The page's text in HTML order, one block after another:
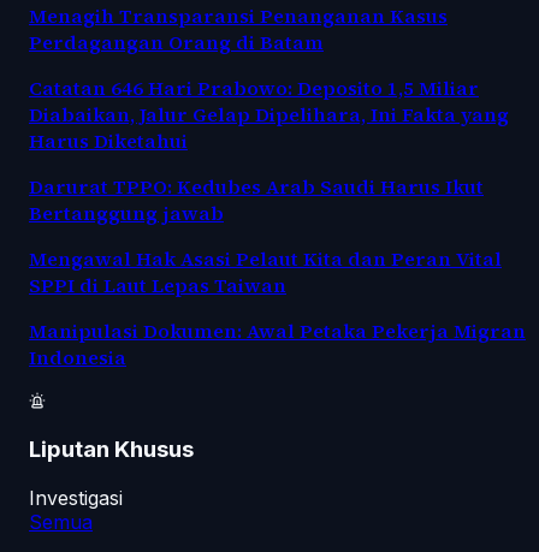
Menagih Transparansi Penanganan Kasus
Perdagangan Orang di Batam
Catatan 646 Hari Prabowo: Deposito 1,5 Miliar
Diabaikan, Jalur Gelap Dipelihara, Ini Fakta yang
Harus Diketahui
Darurat TPPO: Kedubes Arab Saudi Harus Ikut
Bertanggung jawab
Mengawal Hak Asasi Pelaut Kita dan Peran Vital
SPPI di Laut Lepas Taiwan
Manipulasi Dokumen: Awal Petaka Pekerja Migran
Indonesia
Liputan Khusus
Investigasi
Semua